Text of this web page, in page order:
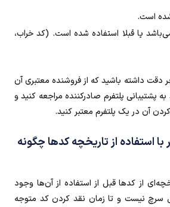
شده است.
یا قبلا استفاده شده است. (کد خراب،
دقت داشته باشید که از فروشنده معتبری آن
به پشتیبانی پلتفرم صادرکننده مراجعه کنید و
کردن آن در یک پلتفرم معتبر کنید.
استفاده از تاریخچه کدها چگونه
از کدها قبل از استفاده از آن‌ها وجود
سرچ نیست و تا زمان نقد کردن کد متوجه